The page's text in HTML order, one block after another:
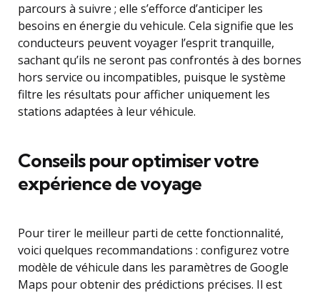
parcours à suivre ; elle s’efforce d’anticiper les
besoins en énergie du vehicule. Cela signifie que les
conducteurs peuvent voyager l’esprit tranquille,
sachant qu’ils ne seront pas confrontés à des bornes
hors service ou incompatibles, puisque le système
filtre les résultats pour afficher uniquement les
stations adaptées à leur véhicule.
Conseils pour optimiser votre
expérience de voyage
Pour tirer le meilleur parti de cette fonctionnalité,
voici quelques recommandations : configurez votre
modèle de véhicule dans les paramètres de Google
Maps pour obtenir des prédictions précises. Il est